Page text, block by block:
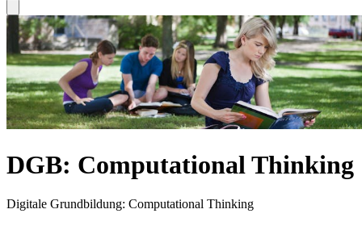
DGB: Computational Thinking
Digitale Grundbildung: Computational Thinking